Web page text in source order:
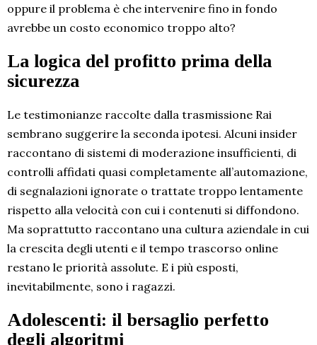
oppure il problema è che intervenire fino in fondo
avrebbe un costo economico troppo alto?
La logica del profitto prima della
sicurezza
Le testimonianze raccolte dalla trasmissione Rai
sembrano suggerire la seconda ipotesi. Alcuni insider
raccontano di sistemi di moderazione insufficienti, di
controlli affidati quasi completamente all’automazione,
di segnalazioni ignorate o trattate troppo lentamente
rispetto alla velocità con cui i contenuti si diffondono.
Ma soprattutto raccontano una cultura aziendale in cui
la crescita degli utenti e il tempo trascorso online
restano le priorità assolute. E i più esposti,
inevitabilmente, sono i ragazzi.
Adolescenti: il bersaglio perfetto
degli algoritmi